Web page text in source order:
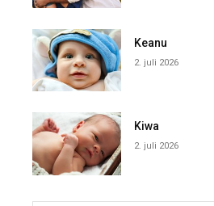
Keanu
2. juli 2026
Kiwa
2. juli 2026